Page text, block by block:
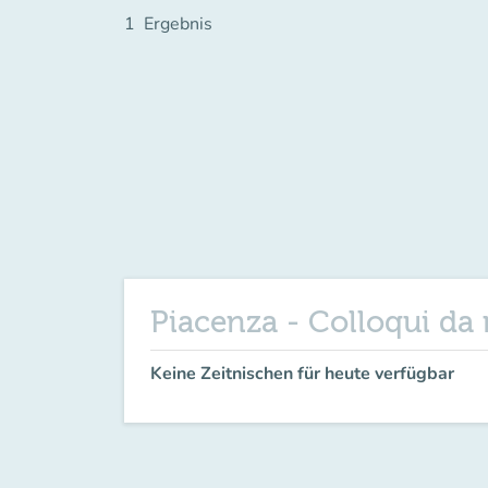
1 Ergebnis
Piacenza - Colloqui da
Keine Zeitnischen für heute verfügbar